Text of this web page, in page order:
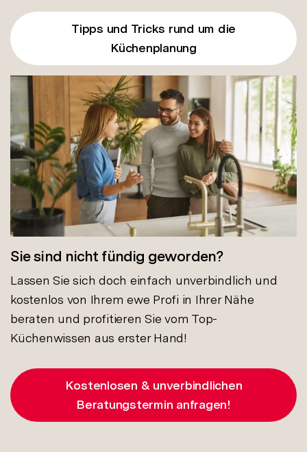
Tipps und Tricks rund um die
Küchenplanung
Sie sind nicht fündig geworden?
Lassen Sie sich doch einfach unverbindlich und
kostenlos von Ihrem ewe Profi in Ihrer Nähe
beraten und profitieren Sie vom Top-
Küchenwissen aus erster Hand!
Kostenlosen & unverbindlichen
Beratungstermin anfragen!